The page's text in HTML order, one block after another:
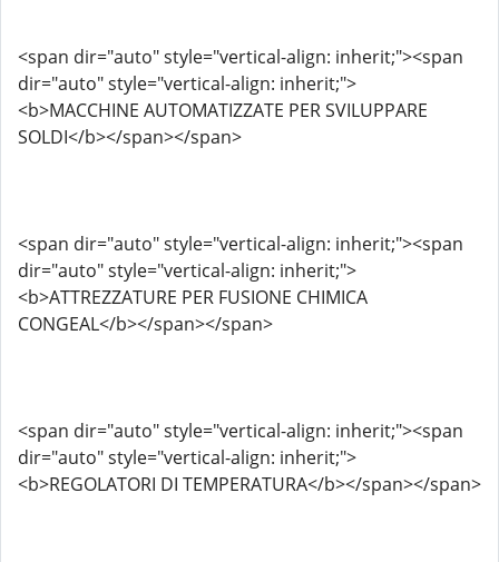
<span dir="auto" style="vertical-align: inherit;"><span
dir="auto" style="vertical-align: inherit;">
<b>MACCHINE AUTOMATIZZATE PER SVILUPPARE
SOLDI</b></span></span>
<span dir="auto" style="vertical-align: inherit;"><span
dir="auto" style="vertical-align: inherit;">
<b>ATTREZZATURE PER FUSIONE CHIMICA
CONGEAL</b></span></span>
<span dir="auto" style="vertical-align: inherit;"><span
dir="auto" style="vertical-align: inherit;">
<b>REGOLATORI DI TEMPERATURA</b></span></span>